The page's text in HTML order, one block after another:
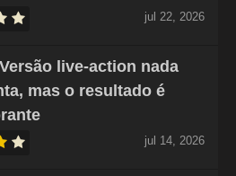
jul 22, 2026
live-action nada
mas o resultado é
jul 14, 2026